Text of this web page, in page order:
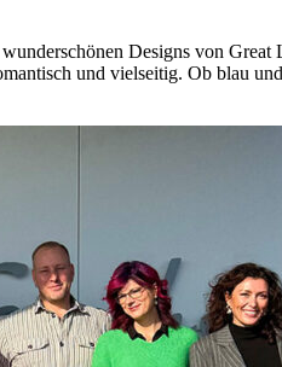
Designs von
und vielseitig. Ob blau